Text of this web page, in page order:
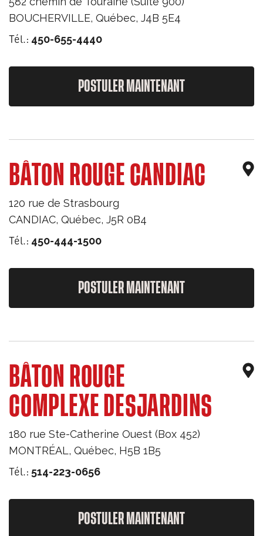
BOUCHERVILLE, Québec, J4B 5E4
Tél.: 450-655-4440
POSTULER MAINTENANT
BÂTON ROUGE CANDIAC
120 rue de Strasbourg
CANDIAC, Québec, J5R 0B4
Tél.: 450-444-1500
POSTULER MAINTENANT
BÂTON ROUGE
COMPLEXE DESJARDINS
180 rue Ste-Catherine Ouest (Box 452)
MONTRÉAL, Québec, H5B 1B5
Tél.: 514-223-0656
POSTULER MAINTENANT